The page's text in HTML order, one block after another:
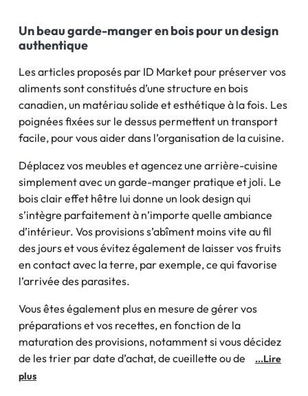
Un beau garde-manger en bois pour un design
authentique
Les articles proposés par ID Market pour préserver vos
aliments sont constitués d’une structure en bois
canadien, un matériau solide et esthétique à la fois. Les
poignées fixées sur le dessus permettent un transport
facile, pour vous aider dans l’organisation de la cuisine.
Déplacez vos meubles et agencez une arrière-cuisine
simplement avec un garde-manger pratique et joli. Le
bois clair effet hêtre lui donne un look design qui
s’intègre parfaitement à n’importe quelle ambiance
d’intérieur. Vos provisions s’abîment moins vite au fil
des jours et vous évitez également de laisser vos fruits
en contact avec la terre, par exemple, ce qui favorise
l’arrivée des parasites.
Vous êtes également plus en mesure de gérer vos
préparations et vos recettes, en fonction de la
maturation des provisions, notamment si vous décidez
de les trier par date d’achat, de cueillette ou de
...Lire
plus